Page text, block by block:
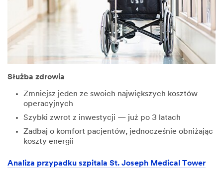
Służba zdrowia
Zmniejsz jeden ze swoich największych kosztów
operacyjnych
Szybki zwrot z inwestycji — już po 3 latach
Zadbaj o komfort pacjentów, jednocześnie obniżając
koszty energii
Analiza przypadku szpitala St. Joseph Medical Tower